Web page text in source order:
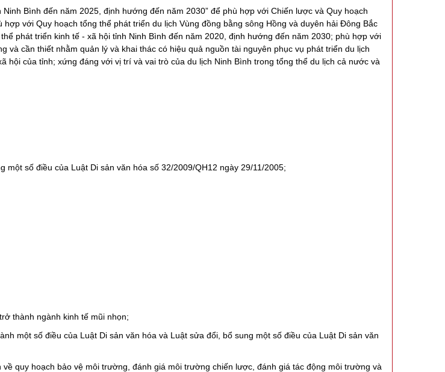
Bình đến năm 2025, định hướng đến năm 2030” để phù hợp với Chiến lược và Quy hoạch
với Quy hoạch tổng thể phát triển du lịch Vùng đồng bằng sông Hồng và duyên hải Đông Bắc
phát triển kinh tế - xã hội tỉnh Ninh Bình đến năm 2020, định hướng đến năm 2030; phù hợp với
cần thiết nhằm quản lý và khai thác có hiệu quả nguồn tài nguyên phục vụ phát triển du lịch
của tỉnh; xứng đáng với vị trí và vai trò của du lịch Ninh Bình trong tổng thể du lịch cả nước và
số điều của Luật Di sản văn hóa số 32/2009/QH12 ngày 29/11/2005;
thành ngành kinh tế mũi nhọn;
một số điều của Luật Di sản văn hóa và Luật sửa đổi, bổ sung một số điều của Luật Di sản văn
quy hoạch bảo vệ môi trường, đánh giá môi trường chiến lược, đánh giá tác động môi trường và